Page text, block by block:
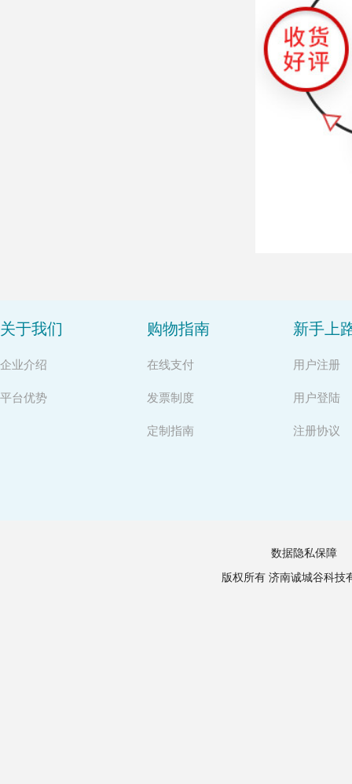
关于我们
企业介绍
平台优势
购物指南
在线支付
发票制度
定制指南
新手上
用户注册
用户登陆
注册协议
数据隐私保障
版权所有 济南诚城谷科技